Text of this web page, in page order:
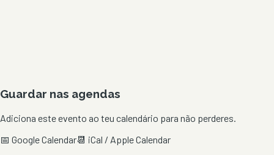
Guardar nas agendas
Adiciona este evento ao teu calendário para não perderes.
📅 Google Calendar📆 iCal / Apple Calendar